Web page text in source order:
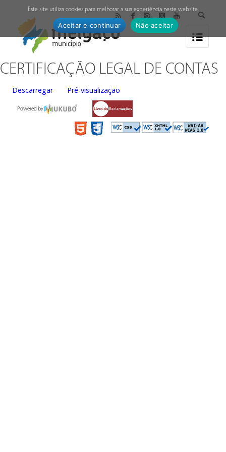
CERTIFICAÇÃO LEGAL DE CONTAS
Descarregar Pré-visualização
Powered by
Este site utiliza cookies para melhorar a sua experiência neste website.
Aceitar e continuar Não aceitar